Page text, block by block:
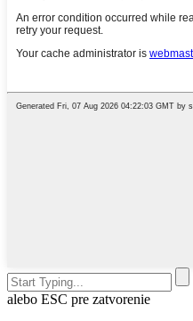
alebo ESC pre zatvorenie